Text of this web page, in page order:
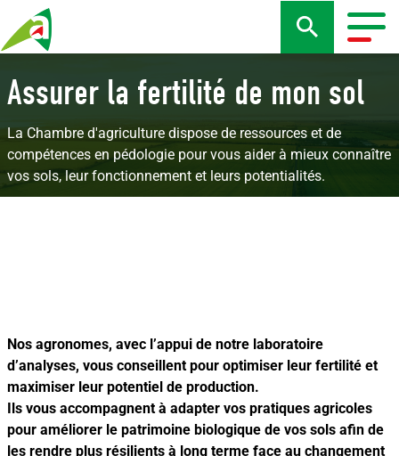
au
contenu
Assurer la fertilité de mon sol
La Chambre d'agriculture dispose de ressources et de
compétences en pédologie pour vous aider à mieux connaître
vos sols, leur fonctionnement et leurs potentialités.
Nos agronomes, avec l’appui de notre laboratoire
d’analyses, vous conseillent pour optimiser leur fertilité et
maximiser leur potentiel de production.
Ils vous accompagnent à adapter vos pratiques agricoles
pour améliorer le patrimoine biologique de vos sols afin de
les rendre plus résilients à long terme face au changement